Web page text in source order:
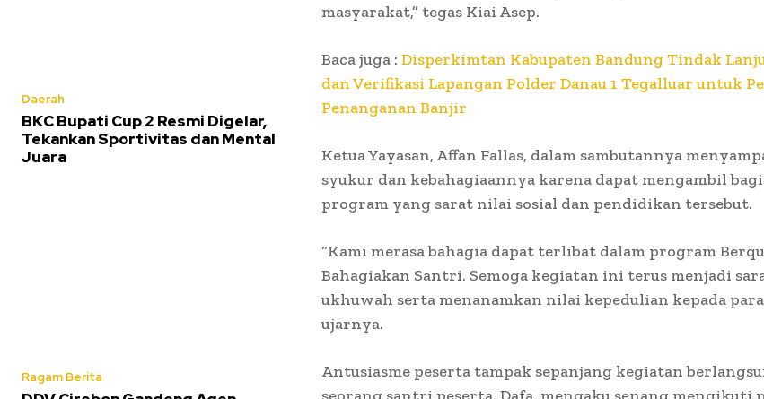
Daerah
BKC Bupati Cup 2 Resmi Digelar,
Tekankan Sportivitas dan Mental
Juara
Ragam Berita
masyarakat,” tegas Kiai Asep.
Baca juga : Disperkimtan Kabupaten Bandung Tindak
dan Verifikasi Lapangan Polder Danau 1 Tegalluar untuk
Penanganan Banjir
Ketua Yayasan, Affan Fallas, dalam sambutannya
syukur dan kebahagiaannya karena dapat mengambil
program yang sarat nilai sosial dan pendidikan tersebut.
“Kami merasa bahagia dapat terlibat dalam program
Bahagiakan Santri. Semoga kegiatan ini terus menjadi
ukhuwah serta menanamkan nilai kepedulian kepada
ujarnya.
Antusiasme peserta tampak sepanjang kegiatan